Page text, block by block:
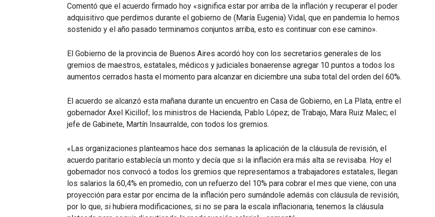
Comentó que el acuerdo firmado hoy «significa estar por arriba de la inflación y recuperar el poder
adquisitivo que perdimos durante el gobierno de (María Eugenia) Vidal, que en pandemia lo hemos
sostenido y el año pasado terminamos conjuntos arriba, esto es continuar con ese camino».
El Gobierno de la provincia de Buenos Aires acordó hoy con los secretarios generales de los
gremios de maestros, estatales, médicos y judiciales bonaerense agregar 10 puntos a todos los
aumentos cerrados hasta el momento para alcanzar en diciembre una suba total del orden del 60%.
El acuerdo se alcanzó esta mañana durante un encuentro en Casa de Gobierno, en La Plata, entre el
gobernador Axel Kicillof; los ministros de Hacienda, Pablo López; de Trabajo, Mara Ruiz Malec; el
jefe de Gabinete, Martín Insaurralde, con todos los gremios.
«Las organizaciones planteamos hace dos semanas la aplicación de la cláusula de revisión, el
acuerdo paritario establecía un monto y decía que si la inflación era más alta se revisaba. Hoy el
gobernador nos convocó a todos los gremios que representamos a trabajadores estatales, llegan
los salarios la 60,4% en promedio, con un refuerzo del 10% para cobrar el mes que viene, con una
proyección para estar por encima de la inflación pero sumándole además con cláusula de revisión,
por lo que, si hubiera modificaciones, si no se para la escala inflacionaria, tenemos la cláusula